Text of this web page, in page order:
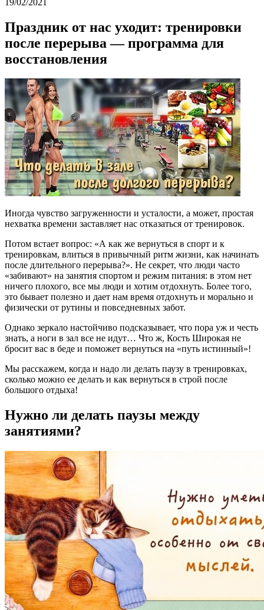
Праздник от нас уходит: тренировки
после перерыва — программа для
восстановления
Иногда чувство загруженности и усталости, а может, простая
нехватка времени заставляет нас отказаться от тренировок.
Потом встает вопрос: «А как же вернуться в спорт и к
тренировкам, влиться в привычный ритм жизни, как начинать
после длительного перерыва?». Не секрет, что люди часто
«забивают» на занятия спортом и режим питания: в этом нет
ничего плохого, все мы люди и хотим отдохнуть. Более того,
это бывает полезно и дает нам время отдохнуть и морально и
физически от рутины и повседневных забот.
Однако зеркало настойчиво подсказывает, что пора уж и честь
знать, а ноги в зал все не идут… Что ж, Кость Широкая не
бросит вас в беде и поможет вернуться на «путь истинный»!
Мы расскажем, когда и надо ли делать паузу в тренировках,
сколько можно ее делать и как вернуться в строй после
большого отдыха!
Нужно ли делать паузы между
занятиями?